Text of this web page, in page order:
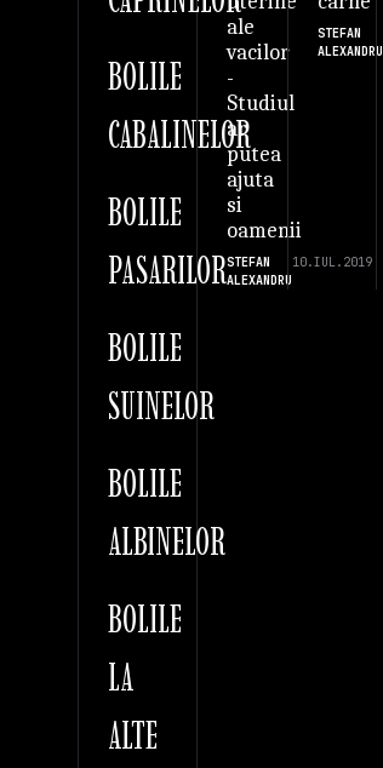
BOLILE
CABALINELOR
BOLILE
PASARILOR
BOLILE
SUINELOR
BOLILE
ALBINELOR
BOLILE
LA
ALTE
ale
vacilor
-
Studiul
ar
putea
ajuta
si
oamenii
STEFAN
ALEXANDRU
10.IUL.2019
STEFAN
ALEXANDRU